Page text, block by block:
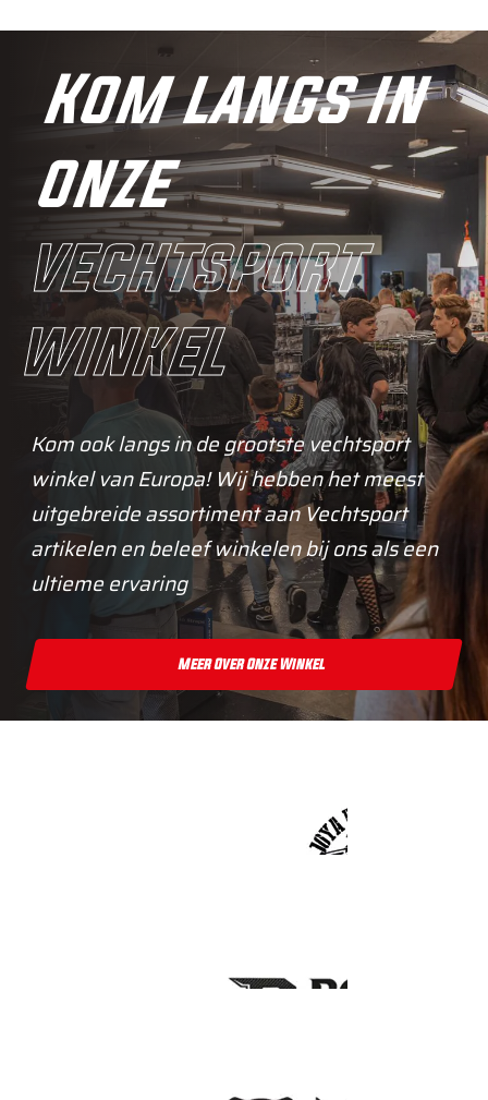
Kom langs in
onze
vechtsport
winkel
Kom ook langs in de grootste vechtsport
winkel van Europa! Wij hebben het meest
uitgebreide assortiment aan Vechtsport
artikelen en beleef winkelen bij ons als een
ultieme ervaring
Meer Over Onze Winkel